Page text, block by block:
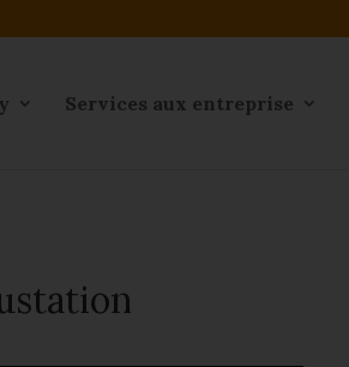
Services aux entreprise